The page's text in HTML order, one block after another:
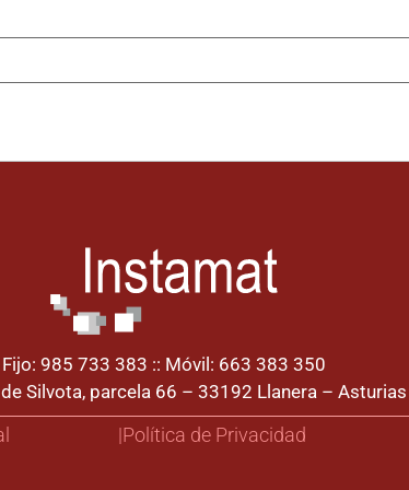
Fijo: 985 733 383 :: Móvil: 663 383 350
Silvota, parcela 66 – 33192 Llanera – Asturias
|Política de Privacidad